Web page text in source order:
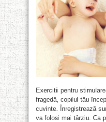
Exercitii pentru
fragedă, copilul tău
cuvinte. Înregistrează
va folosi mai târziu. Ca